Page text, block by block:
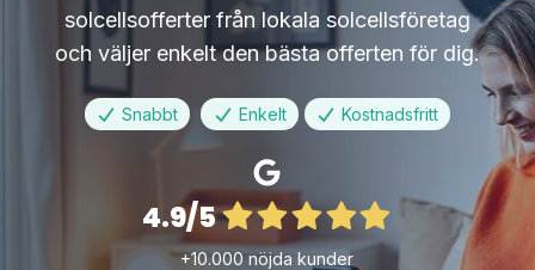
solcellsofferter från lokala solcellsföretag
och väljer enkelt den bästa offerten för dig.
Snabbt Enkelt Kostnadsfritt
4.9/5
+10.000 nöjda kunder